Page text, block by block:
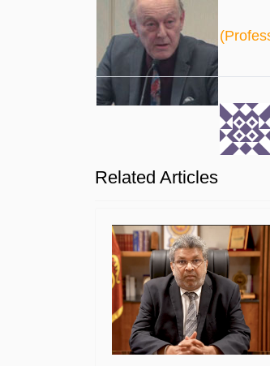
Related Articles